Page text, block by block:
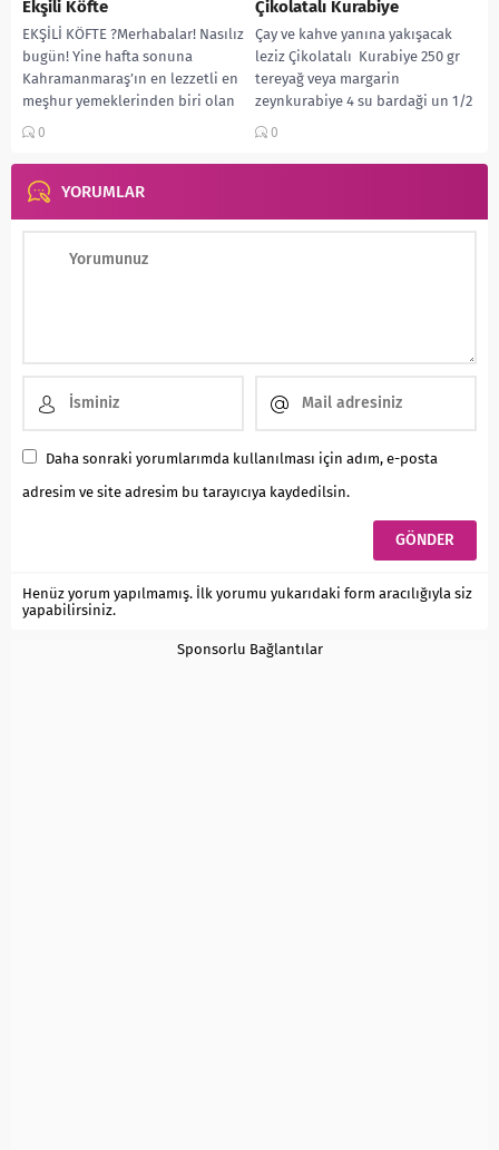
Ekşili Köfte
EKŞİLİ KÖFTE ?Merhabalar! Nasılız
bugün! Yine hafta sonuna
Kahramanmaraş’ın en lezzetli en
meşhur yemeklerinden biri olan
“Ekşili Köfte” yapalım istedik....
0
Çikolatalı Kurabiye
Çay ve kahve yanına yakışacak
leziz Çikolatalı Kurabiye 250 gr
tereyağ veya margarin
zeynkurabiye 4 su bardaği un 1/2
su...
0
YORUMLAR
Daha sonraki yorumlarımda kullanılması için adım, e-posta
adresim ve site adresim bu tarayıcıya kaydedilsin.
Henüz yorum yapılmamış. İlk yorumu yukarıdaki form aracılığıyla siz
yapabilirsiniz.
Sponsorlu Bağlantılar